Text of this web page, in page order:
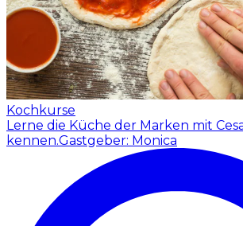
Kochkurse
Lerne die Küche der Marken mit
kennen.Gastgeber: Monica